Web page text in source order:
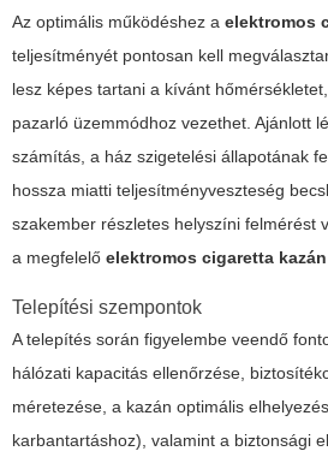
Az optimális működéshez a elektromos
teljesítményét pontosan kell
lesz képes tartani a kívánt
pazarló üzemmódhoz vezethet. Ajánlott
számítás, a ház szigetelési állapotának
hossza miatti teljesítményveszteség
szakember részletes helyszíni felmérést
a megfelelő elektromos cigaretta kazán
Telepítési szempontok
A telepítés során figyelembe veendő
hálózati kapacitás ellenőrzése,
méretezése, a kazán optimális
karbantartáshoz), valamint a biztonsági